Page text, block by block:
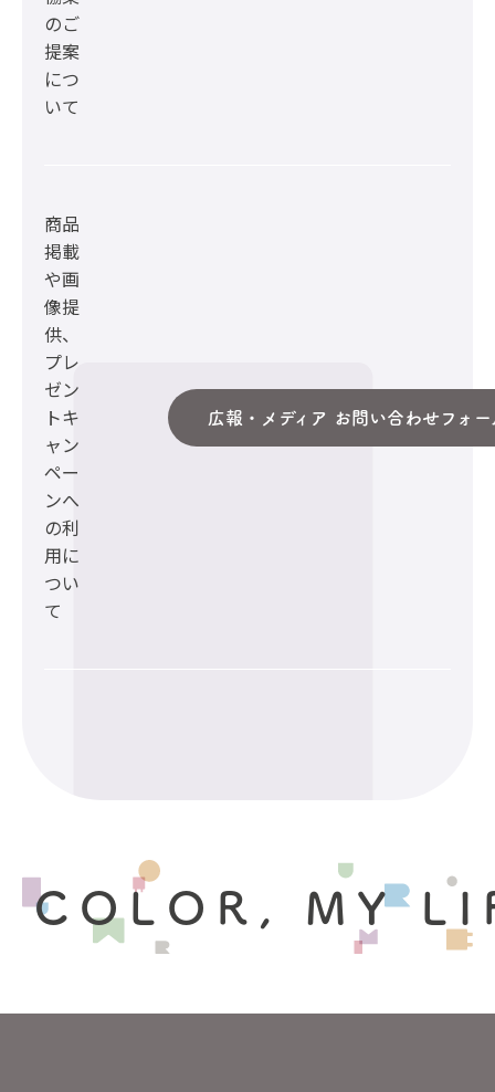
のご
提案
につ
いて
商品
掲載
や画
像提
供、
プレ
ゼン
トキ
ャン
ペー
ンへ
の利
用に
つい
て
広報・メディア お問い合わせフォー
COLOR, MY